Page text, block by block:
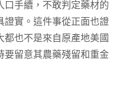
手續，不敢判定藥材的
證實。這件事從正面也證
都也不是來自原產地美國
要留意其農藥殘留和重金